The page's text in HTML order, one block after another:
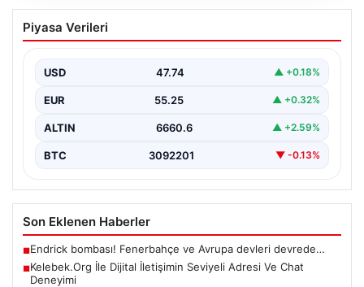
Kelebek.Org İle Dijital İletişimin Seviyeli
Adresi Ve Chat Deneyimi
iletişim oluşturması ciddi bir değer barındırmaktadır.
Halen birçok…
Piyasa Verileri
USD 47.74 ▲ +0.18%
EUR 55.25 ▲ +0.32%
ALTIN 6660.6 ▲ +2.59%
BTC 3092201 ▼ -0.13%
Son Eklenen Haberler
■Endrick bombası! Fenerbahçe ve Avrupa devleri devrede…
■Kelebek.Org İle Dijital İletişimin Seviyeli Adresi Ve Chat
Deneyimi